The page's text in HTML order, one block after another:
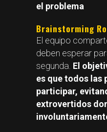
el problema
Brainstorming
El equipo
deben esperar
segunda. El
es que todos las
participar,
extrovertidos